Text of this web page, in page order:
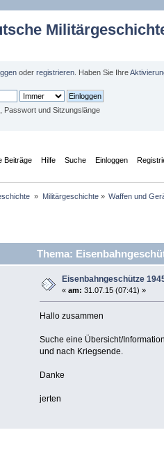
oder registrieren . Haben Sie Ihre
Passwort und Sitzungslänge
Beiträge Hilfe Suche Einloggen
» Militärgeschichte» Waffen und
Thema:
Eisenbahngeschütze
« am: 31.07.15 (07:41) »
Hallo zusammen
Suche eine Übersicht/
und nach Kriegsende.
Danke
jerten